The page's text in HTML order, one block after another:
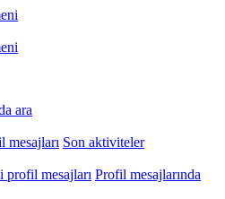
ara
mesajları Son aktiviteler
profil mesajları Profil mesajlarında